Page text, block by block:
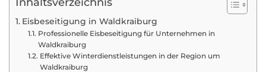
Eisbeseitigung in Waldkraiburg
Professionelle Eisbeseitigung für Unternehmen in
Waldkraiburg
Effektive Winterdienstleistungen in der Region um
Waldkraiburg